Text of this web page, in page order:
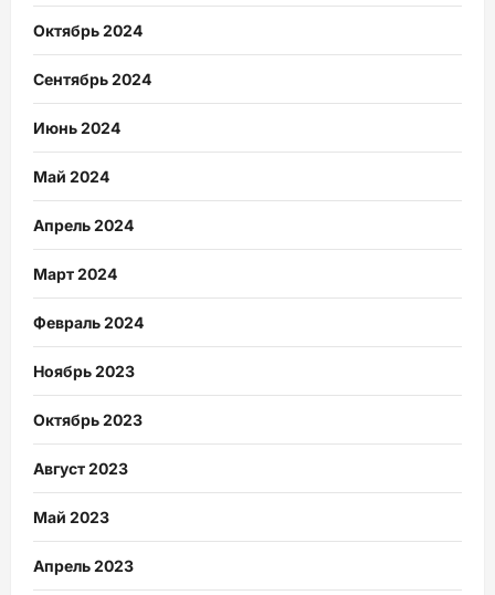
Октябрь 2024
Сентябрь 2024
Июнь 2024
Май 2024
Апрель 2024
Март 2024
Февраль 2024
Ноябрь 2023
Октябрь 2023
Август 2023
Май 2023
Апрель 2023